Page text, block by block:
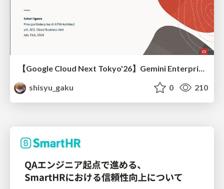
【Google Cloud Next Tokyo'26】Gemini Enterprise と Oracle AI Database で実現する、 業務データ活用を実現する AI エージェント実装
shisyu_gaku
0 210